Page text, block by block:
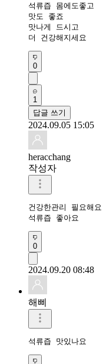
석류즙 몸에도좋고
맛도 좋죠
맛나게 드시고
더 건강해지세요
0
1
답글 쓰기
2024.09.05 15:05
heracchang
작성자
건강한관리 필요해요
석류즙 좋아요
0
2024.09.20 08:48
해삐
석류즙 맛있나요